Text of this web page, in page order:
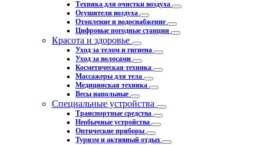
Техника для очистки воздуха
Осушители воздуха
Отопление и водоснабжение
Цифровые погодные станции
Красота и здоровье
Уход за телом и гигиена
Уход за волосами
Косметическая техника
Массажеры для тела
Медицинская техника
Весы напольные
Специальные устройства
Транспортные средства
Необычные устройства
Оптические приборы
Туризм и активный отдых